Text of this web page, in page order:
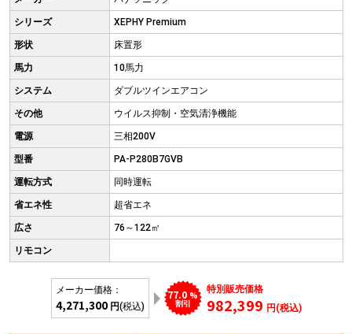
シリーズ XEPHY Premium
形状 床置形
馬力 10馬力
システム ダブルツインエアコン
その他 ウイルス抑制・空気清浄機能
電源 三相200V
型番 PA-P280B7GVB
運転方式 同時運転
省エネ性 超省エネ
広さ 76～122㎡
リモコン
メーカー価格：
4,271,300 円(税込)
77.0 %
割引
特別販売価格
982,399 円(税込)